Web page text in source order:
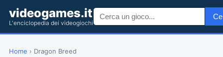
videogames.it
L'enciclopedia dei videogiochi
Home › Dragon Breed